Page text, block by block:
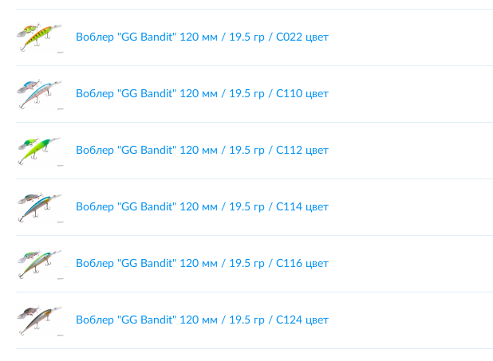
Воблер "GG Bandit" 120 мм / 19.5 гр / C022 цвет
Воблер "GG Bandit" 120 мм / 19.5 гр / C110 цвет
Воблер "GG Bandit" 120 мм / 19.5 гр / C112 цвет
Воблер "GG Bandit" 120 мм / 19.5 гр / C114 цвет
Воблер "GG Bandit" 120 мм / 19.5 гр / C116 цвет
Воблер "GG Bandit" 120 мм / 19.5 гр / C124 цвет